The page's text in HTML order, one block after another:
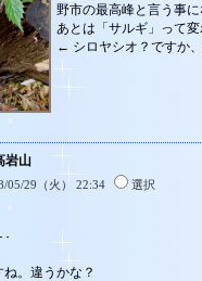
野市の最高峰と言う事
あとは「サルギ」って
← シロヤシオ？ですか
岩山
05/29（火） 22:34 選択
。違うかな？